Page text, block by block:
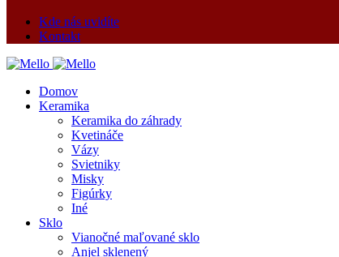
Kde nás uvidíte
Kontakt
Domov
Keramika
Keramika do záhrady
Kvetináče
Vázy
Svietniky
Misky
Figúrky
Iné
Sklo
Vianočné maľované sklo
Anjel sklenený